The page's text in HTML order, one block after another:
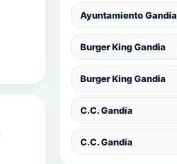
Ayuntamiento Gandía
Burger King Gandia
Burger King Gandia
C.C. Gandía
C.C. Gandía